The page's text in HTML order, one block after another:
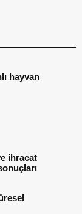
hayvan
ihracat